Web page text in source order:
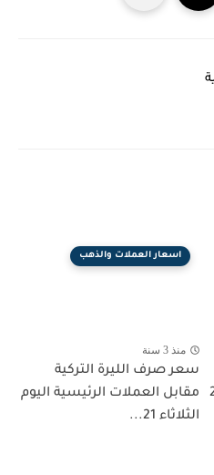
اسعار العملات والذهب
منذ 3 سنة
سعر صرف الليرة التركية
مقابل العملات الرئيسية اليوم
الثلاثاء 21...